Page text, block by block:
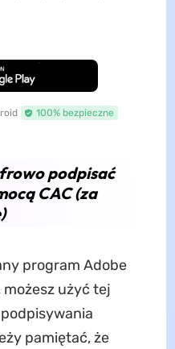
darmo
100% bezpieczne
podpisać
CAC (za
program Adobe
użyć tej
pamiętać, że